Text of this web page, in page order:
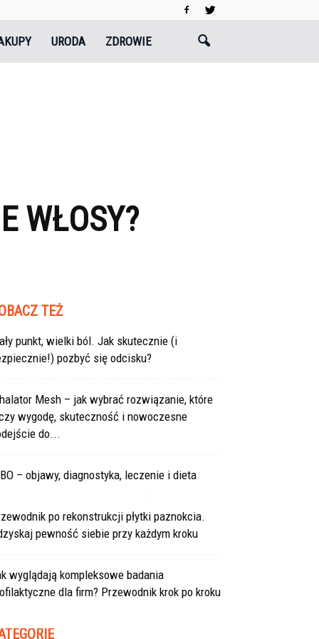
URODA ZDROWIE
WŁOSY?
TEŻ
punkt, wielki ból. Jak skutecznie (i
pozbyć się odcisku?
Mesh – jak wybrać rozwiązanie, które
wygodę, skuteczność i nowoczesne
do...
– objawy, diagnostyka, leczenie i dieta
po rekonstrukcji płytki paznokcia.
pewność siebie przy każdym kroku
wyglądają kompleksowe badania
dla firm? Przewodnik krok po kroku